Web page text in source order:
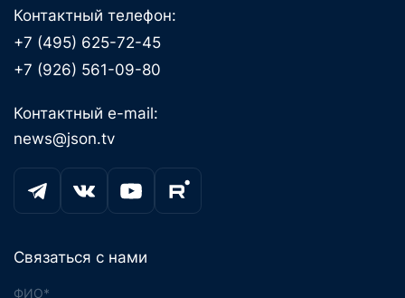
Контактный телефон:
+7 (495) 625-72-45
+7 (926) 561-09-80
Контактный e-mail:
news@json.tv
Связаться с нами